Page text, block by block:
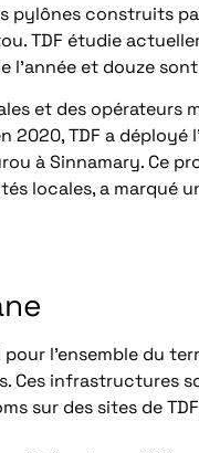
pylônes construits
TDF étudie
et douze
et des opérateurs
2020, TDF a déployé
à Sinnamary. Ce
locales, a marqué
l’ensemble du
Ces infrastructures
sur des sites de